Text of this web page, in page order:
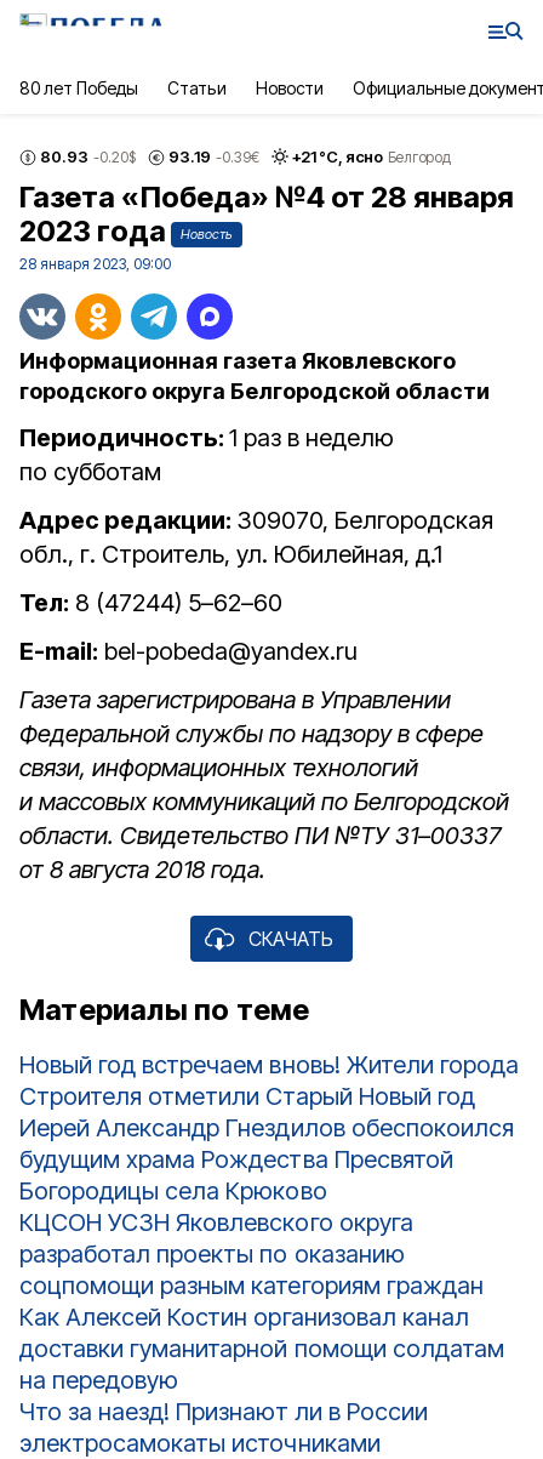
80 лет Победы Статьи Новости Официальные
80.93 -0.20$ 93.19 -0.39€ +21°С, ясно Белгород
Газета «Победа» №4 от 28 января
2023 года
Новость
28 января 2023, 09:00
Информационная газета Яковлевского
городского округа Белгородской области
Периодичность: 1 раз в неделю
по субботам
Адрес редакции: 309070, Белгородская
обл., г. Строитель, ул. Юбилейная, д.1
Тел: 8 (47244) 5–62–60
E-mail: bel-pobeda@yandex.ru
Газета зарегистрирована в Управлении
Федеральной службы по надзору в сфере
связи, информационных технологий
и массовых коммуникаций по Белгородской
области. Свидетельство ПИ №ТУ 31–00337
от 8 августа 2018 года.
СКАЧАТЬ
Материалы по теме
Новый год встречаем вновь! Жители города
Строителя отметили Старый Новый год
Иерей Александр Гнездилов обеспокоился
будущим храма Рождества Пресвятой
Богородицы села Крюково
КЦСОН УСЗН Яковлевского округа
разработал проекты по оказанию
соцпомощи разным категориям граждан
Как Алексей Костин организовал канал
доставки гуманитарной помощи солдатам
на передовую
Что за наезд! Признают ли в России
электросамокаты источниками